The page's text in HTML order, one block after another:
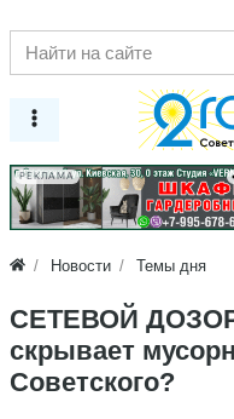
РЕКЛАМА
Новости Темы дня
СЕТЕВОЙ
скрывает
Советского?